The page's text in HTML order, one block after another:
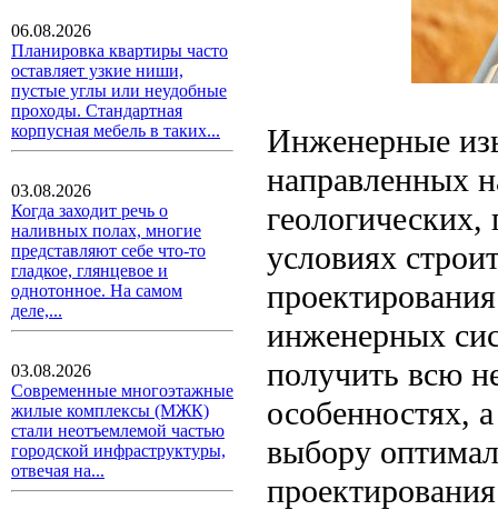
06.08.2026
Планировка квартиры часто
оставляет узкие ниши,
пустые углы или неудобные
проходы. Стандартная
корпусная мебель в таких...
03.08.2026
Когда заходит речь о
наливных полах, многие
представляют себе что-то
гладкое, глянцевое и
однотонное. На самом
деле,...
03.08.2026
Современные многоэтажные
жилые комплексы (МЖК)
стали неотъемлемой частью
городской инфраструктуры,
отвечая на...
Инженерные
направленных
условиях
инженерных
получить всю
особенностях,
выбору